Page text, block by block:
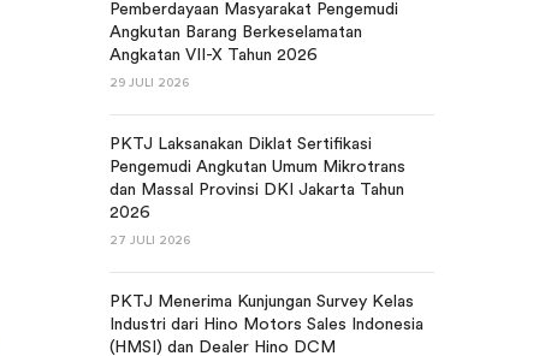
Pemberdayaan Masyarakat Pengemudi
Angkutan Barang Berkeselamatan
Angkatan VII-X Tahun 2026
29 JULI 2026
PKTJ Laksanakan Diklat Sertifikasi
Pengemudi Angkutan Umum Mikrotrans
dan Massal Provinsi DKI Jakarta Tahun
2026
27 JULI 2026
PKTJ Menerima Kunjungan Survey Kelas
Industri dari Hino Motors Sales Indonesia
(HMSI) dan Dealer Hino DCM